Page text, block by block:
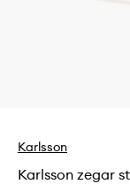
Karlsson
Karlsson zegar